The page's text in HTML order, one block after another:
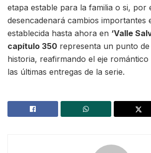
etapa estable para la familia o si, por
desencadenará cambios importantes
establecida hasta ahora en ‘Valle
capítulo 350 representa un punto
historia, reafirmando el eje romántico
las últimas entregas de la serie.